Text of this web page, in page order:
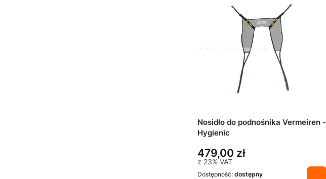
Do 95% dofinansowania
Nosidło do podnośnika Vermeiren -
Hygienic
479,00 zł
z 23%VAT
Dostępność: dostępny